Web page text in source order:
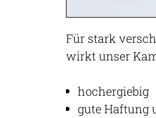
Für stark
wirkt unser
hochergiebig
gute Haftung